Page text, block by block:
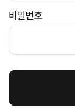
비밀번호